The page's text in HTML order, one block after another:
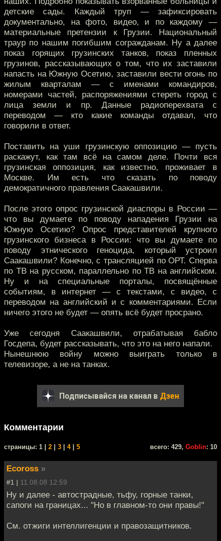
детские сады. Каждый труп — зафиксировать
документально, на фото, видео, и по каждому —
материальные претензии к Грузии. Национальный
траур по нашим погибшим согражданам. Ну а далее
показ горящих грузинских танков, показ пленных
грузинов, рассказывающих о том, что их заставили
напасть на Южную Осетию, заставили вести огонь по
жилым кварталам — с именами командиров,
номерами частей, распоряжениями стереть город с
лица земли и пр. Данные радиоперехвата с
переводом — кто какие команды отдавал, что
говорили в ответ.
Поставить на уши грузинскую оппозицию — пусть
раскажут, как там всё на самом деле. Почти вся
грузинская оппозиция, как известно, проживает в
Москве. Им есть что сказать по поводу
демократичного правления Саакашвили.
После этого опрос грузинской диаспоры в России —
что вы думаете по поводу нападения Грузии на
Южную Осетию? Опрос представителей крупного
грузинского бизнеса в России: что вы думаете по
поводу этнического геноцида, который устроил
Саакашвили? Конечно, с трансляцией по ОРТ. Сперва
по ТВ на русском, параллельно по ТВ на английском.
Ну и на специальные порталы, посвящённые
событиям, в интернет — с текстами, с видео, с
переводом на английский и с комментариями. Если
ничего этого не будет — опять всё будет просрано.
Уже сегодня Саакашвили, отрабатывая бабло
Госдепа, будет рассказывать, что это на него напали.
Нынешнюю войну можно выиграть только в
телевизоре, а не на танках.
Подписывайся на канал в Дзен
Комментарии
cтраницы: 1 | 2 3 4| 5 всего: 429, Goblin: 10
Ecoross »
#1 | 11.08.08 12:59
Ну и далее - автострадные, тьфу, горные танки,
сапоги на границах... "Но в главном-то они правы!"
См. отжиги интеллигенции и правозащитников.